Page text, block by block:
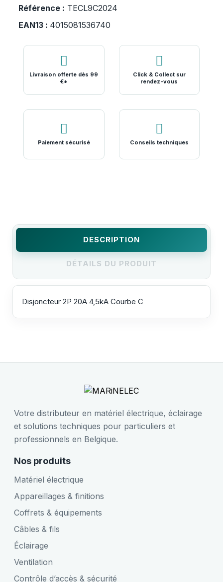
Référence : TECL9C2024
EAN13 : 4015081536740
Livraison offerte dès 99
€*
Click & Collect sur
rendez-vous
Paiement sécurisé Conseils techniques
DESCRIPTION
DÉTAILS DU PRODUIT
Disjoncteur 2P 20A 4,5kA Courbe C
Votre distributeur en matériel électrique, éclairage
et solutions techniques pour particuliers et
professionnels en Belgique.
Nos produits
Matériel électrique
Appareillages & finitions
Coffrets & équipements
Câbles & fils
Éclairage
Ventilation
Contrôle d’accès & sécurité